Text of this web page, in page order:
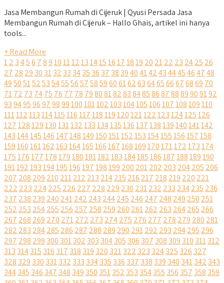
Jasa Membangun Rumah di Cijeruk | Qyusi Persada Jasa
Membangun Rumah di Cijeruk – Hallo Ghais, artikel ini hanya
tools...
+ Read More
12 3456 78910111213141516171819 20 2122 23 2425 26
27 28 29 30 3132 33 3435 36 37 38 39404142434445464748
495051525354555657585960616263646566676869 70
7172 73 7475 76 77 78 7980818283848586878889909192
93949596979899100101102103104105106107108109110
111112113114115116117118119120121122123124125126
127128129130131132133134135136137138139140141142
143144145146147148149150151152153154155156157158
159160161162163164165166167168169170171172173174
175176177178179180181182183184185186187188189190
191192193194195196197198199 200 201202 203 204205 206
207 208 209 210 211212 213 214215 216 217 218 219 220 221
222 223 224225 226 227 228 229 230 231232 233 234235 236
237 238 239 240 241242 243 244245 246 247 248 249 250 251
252 253 254255 256 257 258 259 260 261262 263 264265 266
267 268 269 270 271272 273 274275 276 277 278 279 280 281
282 283 284285 286 287 288 289 290 291292 293 294295 296
297 298 299 300 301302 303 304305 306 307 308 309 310 311312
313 314315 316 317 318 319 320 321322 323 324325 326 327
328 329 330 331332 333 334335 336 337 338 339 340 341342 343
344345 346 347 348 349 350 351352 353 354355 356 357 358 359